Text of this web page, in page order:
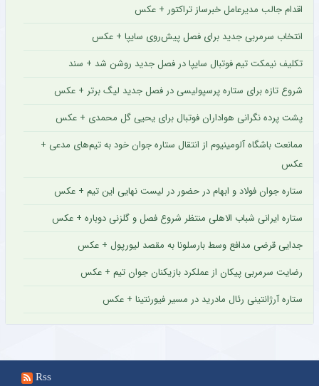
اقدام جالب مدیرعامل خبرساز تراکتور + عکس
انتخاب سرمربی جدید برای فصل پیش‌روی سایپا + عکس
تکلیف نیمکت تیم فوتبال سایپا در فصل جدید روشن شد + سند
شروع تازه برای ستاره پرسپولیسی در فصل جدید لیگ برتر + عکس
پشت پرده نگرانی هواداران فوتبال برای یحیی گل محمدی + عکس
ممانعت باشگاه آلومینیوم از انتقال ستاره جوان خود به تیم‌های مدعی +
عکس
ستاره جوان فولاد و ابهام در حضور در لیست نهایی این تیم + عکس
ستاره ایرانی شباب الاهلی منتظر شروع فصل و گلزنی دوباره + عکس
جدایی قرضی مدافع وسط بارسلونا به مقصد لیورپول + عکس
رضایت سرمربی پیکان از عملکرد بازیکنان جوان تیم + عکس
ستاره آرژانتینی رئال مادرید در مسیر فیورنتینا + عکس
Rss